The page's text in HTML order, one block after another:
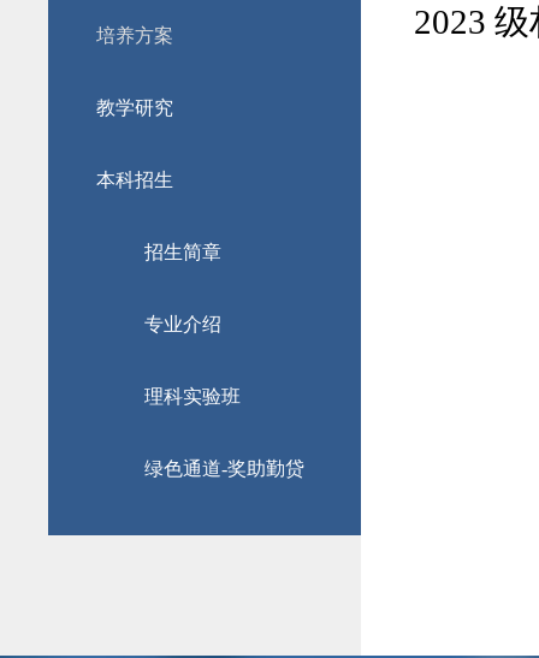
培养方案
教学研究
本科招生
招生简章
专业介绍
理科实验班
绿色通道-奖助勤贷
2023